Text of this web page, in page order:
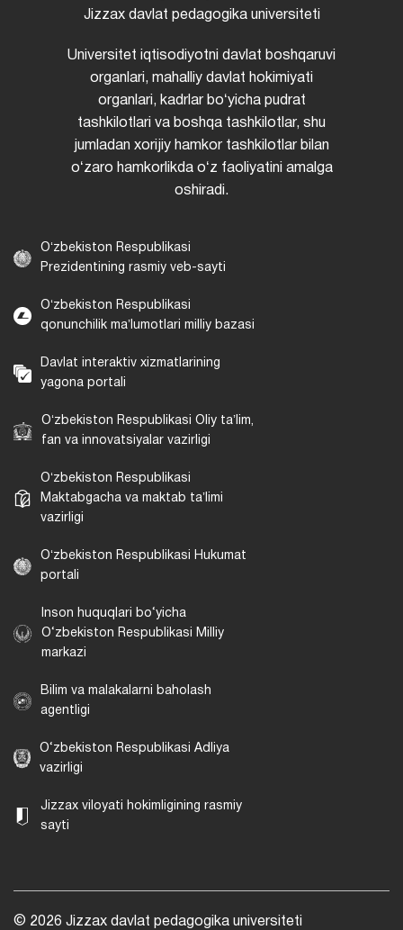
Jizzax davlat pedagogika universiteti
Universitet iqtisodiyotni davlat boshqaruvi
organlari, mahalliy davlat hokimiyati
organlari, kadrlar boʻyicha pudrat
tashkilotlari va boshqa tashkilotlar, shu
jumladan xorijiy hamkor tashkilotlar bilan
oʻzaro hamkorlikda oʻz faoliyatini amalga
oshiradi.
Oʻzbekiston Respublikasi
Prezidentining rasmiy veb-sayti
Oʻzbekiston Respublikasi
qonunchilik maʼlumotlari milliy bazasi
Davlat interaktiv xizmatlarining
yagona portali
Oʻzbekiston Respublikasi Oliy taʼlim,
fan va innovatsiyalar vazirligi
Oʻzbekiston Respublikasi
Maktabgacha va maktab taʼlimi
vazirligi
Oʻzbekiston Respublikasi Hukumat
portali
Inson huquqlari bo‘yicha
O‘zbekiston Respublikasi Milliy
markazi
Bilim va malakalarni baholash
agentligi
O‘zbekiston Respublikasi Adliya
vazirligi
Jizzax viloyati hokimligining rasmiy
sayti
© 2026 Jizzax davlat pedagogika universiteti